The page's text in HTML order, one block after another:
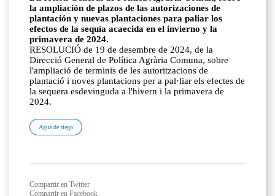
la ampliación de plazos de las autorizaciones de
plantación y nuevas plantaciones para paliar los
efectos de la sequía acaecida en el invierno y la
primavera de 2024.
RESOLUCIÓ de 19 de desembre de 2024, de la
Direcció General de Política Agrària Comuna, sobre
l'ampliació de terminis de les autoritzacions de
plantació i noves plantacions per a pal·liar els efectes de
la sequera esdevinguda a l'hivern i la primavera de
2024.
Agua de riego
Compartir en Twitter
Compartir en Facebook